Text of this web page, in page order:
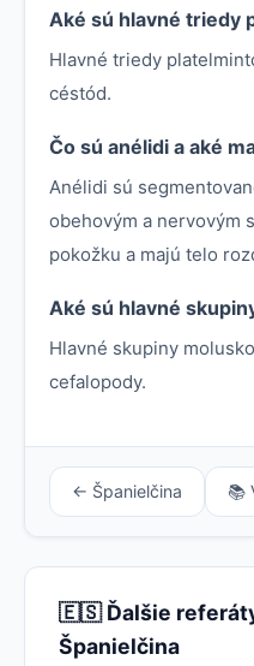
Aké sú hlavné triedy
Hlavné triedy
céstód.
Čo sú anélidi a aké
Anélidi sú
obehovým a nervovým
pokožku a majú telo
Aké sú hlavné
Hlavné skupiny
cefalopody.
← Španielčina 📚
🇪🇸 Ďalšie
Španielčina